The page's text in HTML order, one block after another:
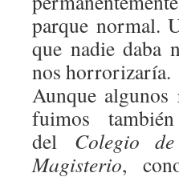
parque normal.
que nadie daba
nos horrorizaría.
Aunque algunos
fuimos
del Colegio
Magisterio,